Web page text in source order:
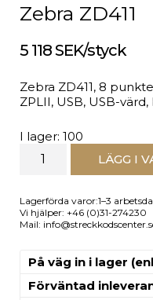
Zebra ZD411
5 118 SEK/styck
Zebra ZD411, 8
ZPLII, USB, USB-
I lager: 100
LÄGG I
Lagerförda varor:1–3
Vi hjälper: +46 (0)31-274230
Mail:
På väg in i lager
Förväntad